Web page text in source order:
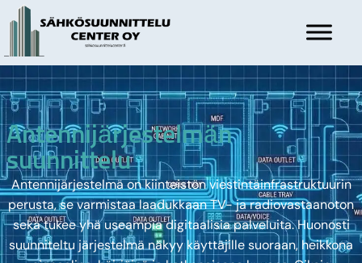
Antennijärjestelmän
suunnittelu
Antennijärjestelmä on kiinteistön viestintäinfrastruktuurin
perusta, se varmistaa laadukkaan TV- ja radiovastaanoton
sekä tukee yhä useampia digitaalisia palveluita. Huonosti
suunniteltu järjestelmä näkyy käyttäjille suoraan, heikkona